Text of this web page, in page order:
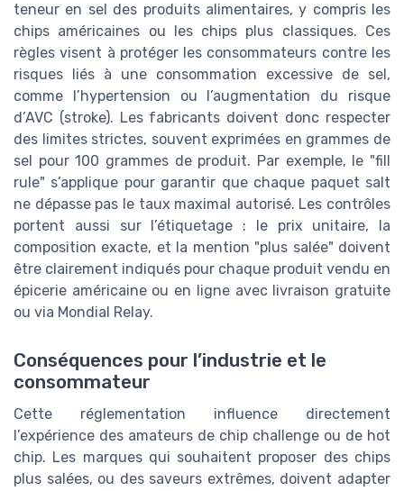
teneur en sel des produits alimentaires, y compris les
chips américaines ou les chips plus classiques. Ces
règles visent à protéger les consommateurs contre les
risques liés à une consommation excessive de sel,
comme l’hypertension ou l’augmentation du risque
d’AVC (stroke). Les fabricants doivent donc respecter
des limites strictes, souvent exprimées en grammes de
sel pour 100 grammes de produit. Par exemple, le "fill
rule" s’applique pour garantir que chaque paquet salt
ne dépasse pas le taux maximal autorisé. Les contrôles
portent aussi sur l’étiquetage : le prix unitaire, la
composition exacte, et la mention "plus salée" doivent
être clairement indiqués pour chaque produit vendu en
épicerie américaine ou en ligne avec livraison gratuite
ou via Mondial Relay.
Conséquences pour l’industrie et le
consommateur
Cette réglementation influence directement
l’expérience des amateurs de chip challenge ou de hot
chip. Les marques qui souhaitent proposer des chips
plus salées, ou des saveurs extrêmes, doivent adapter